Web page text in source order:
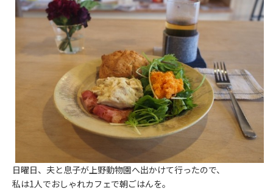
日曜日、夫と息子が上野動物園へ出かけて行ったので、
私は1人でおしゃれカフェで朝ごはんを。